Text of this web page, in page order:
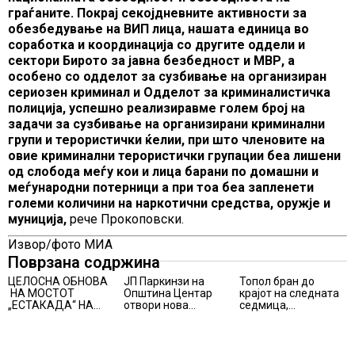
граѓаните. Покрај секојдневните активности за
обезбедување на ВИП лица, нашата единица во
соработка и координација со другите оддели и
сектори Бирото за јавна безбедност и МВР, а
особено со одделот за сузбивање на организиран
сериозен криминал и Одделот за криминалистичка
полиција, успешно реализиравме голем број на
задачи за сузбивање на организирани криминални
групи и терористички ќелии, при што членовите на
овие криминални терористички групации беа лишени
од слобода меѓу кои и лица барани по домашни и
меѓународни потерници а при тоа беа запленети
големи количини на наркотични средства, оружје и
муниција, рече Прокоповски.
Извор/фото МИА
Поврзана содржина
ЦЕЛОСНА ОБНОВА
НА МОСТОТ
„ЕСТАКАДА“ НА
ЈП Паркинзи на
Општина Центар
отвори нова
Топол бран до
крајот на следната
седмица,